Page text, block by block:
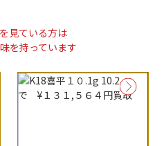
見ている方は
を持っています